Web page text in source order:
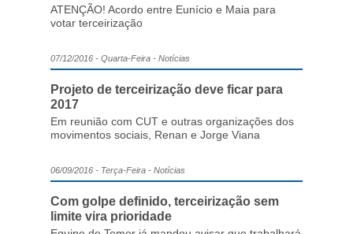
ATENÇÃO! Acordo entre Eunício e Maia para
votar terceirização
07/12/2016 - Quarta-Feira - Notícias
Projeto de terceirização deve ficar para
2017
Em reunião com CUT e outras organizações dos
movimentos sociais, Renan e Jorge Viana
06/09/2016 - Terça-Feira - Notícias
Com golpe definido, terceirização sem
limite vira prioridade